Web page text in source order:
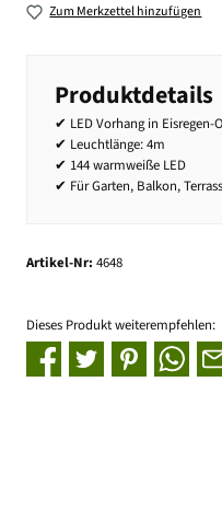
Zum Merkzettel hinzufügen
Produktdetails
✔ LED Vorhang in Eisregen-
✔ Leuchtlänge: 4m
✔ 144 warmweiße LED
✔ Für Garten, Balkon,
Artikel-Nr: 4648
Dieses Produkt weiterempfehlen: